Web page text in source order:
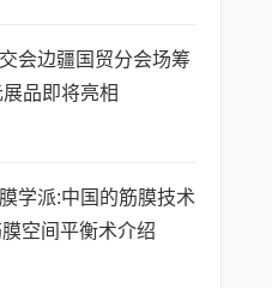
会边疆国贸分会场筹
品即将亮相
学派:中国的筋膜技术
空间平衡术介绍